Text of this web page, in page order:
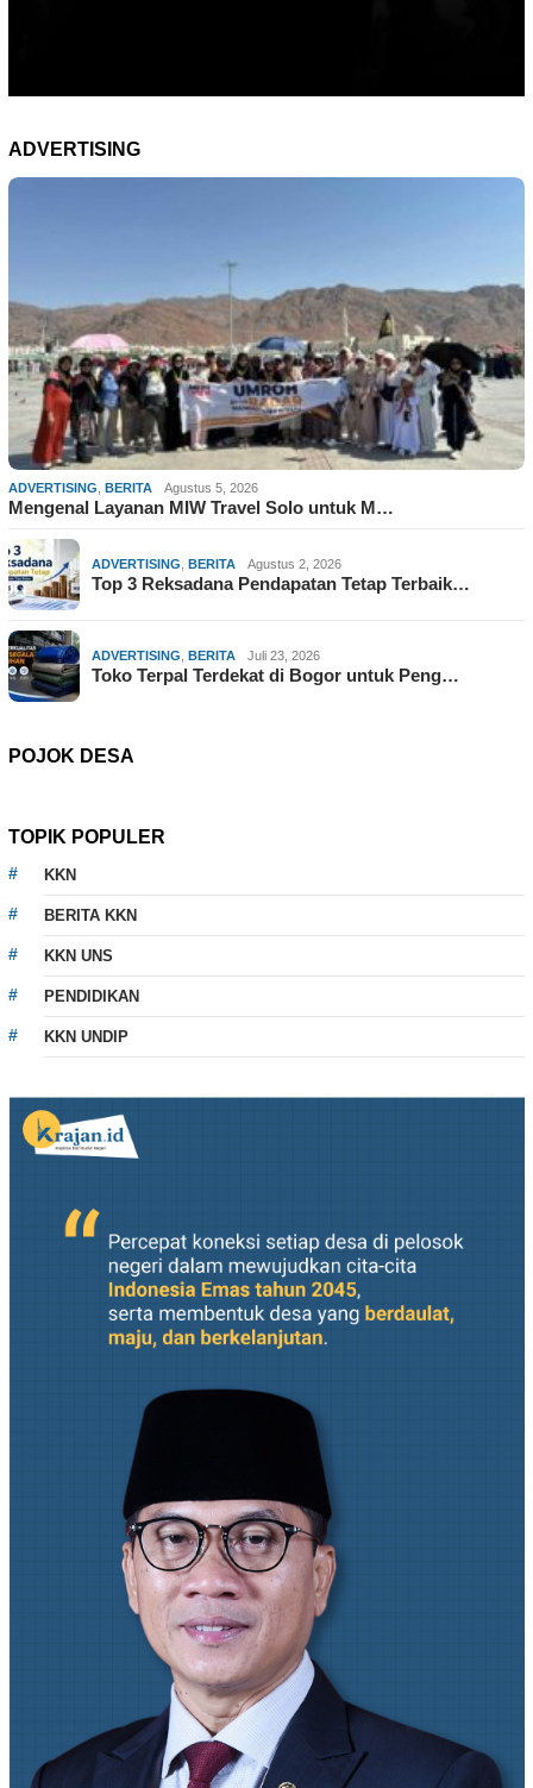
ADVERTISING
ADVERTISING BERITA Agustus 5, 2026
Mengenal Layanan MIW Travel Solo untuk M…
ADVERTISING BERITA Agustus 2, 2026
Top 3 Reksadana Pendapatan Tetap Terbaik…
ADVERTISING BERITA Juli 23, 2026
Toko Terpal Terdekat di Bogor untuk Peng…
POJOK DESA
TOPIK POPULER
KKN
BERITA KKN
KKN UNS
PENDIDIKAN
KKN UNDIP